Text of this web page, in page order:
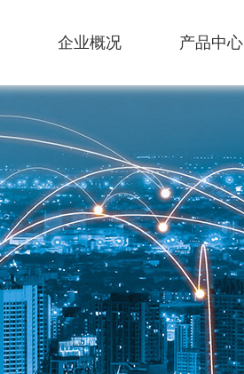
企业概况 产品中心